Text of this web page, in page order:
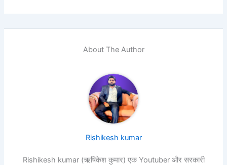
About The Author
Rishikesh kumar
Rishikesh kumar (ऋषिकेश कुमार) एक Youtuber और सरकारी